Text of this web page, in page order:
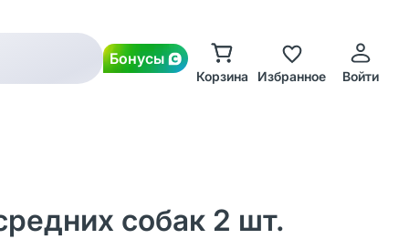
Бонусы
Корзина Избранное Войти
собак 2 шт.